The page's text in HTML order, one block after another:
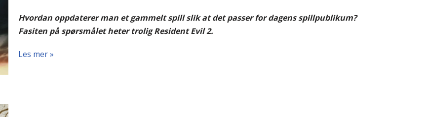
Hvordan oppdaterer man et gammelt spill slik at det passer for dagens spillpublikum?
Fasiten på spørsmålet heter trolig Resident Evil 2.
Les mer »